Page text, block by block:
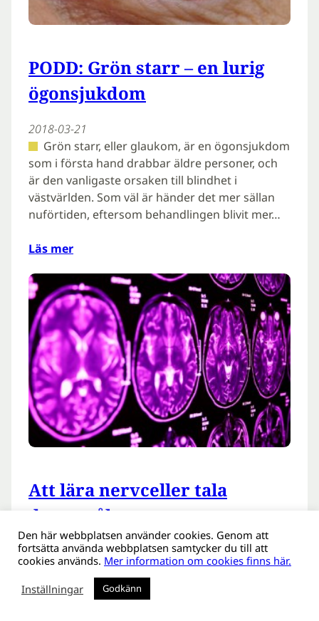
PODD: Grön starr – en lurig
ögonsjukdom
2018-03-21
Grön starr, eller glaukom, är en ögonsjukdom
som i första hand drabbar äldre personer, och
är den vanligaste orsaken till blindhet i
västvärlden. Som väl är händer det mer sällan
nuförtiden, eftersom behandlingen blivit mer…
Läs mer
Att lära nervceller tala
dataspråk
2018-03-16
Utvecklingen inom neurovetenskapen ställer
höga krav på sofistikerad datahantering, inte
minst då man med implanterbara så kallade
Den här webbplatsen använder cookies. Genom att
fortsätta använda webbplatsen samtycker du till att
cookies används. Mer information om cookies finns här.
Inställningar
Godkänn